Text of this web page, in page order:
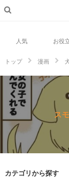
人気 お役
トップ 漫画
ス
カテゴリから探す